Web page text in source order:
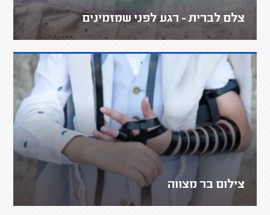
צלם לברית - רגע לפני שמזמינים
צילום בר מצווה